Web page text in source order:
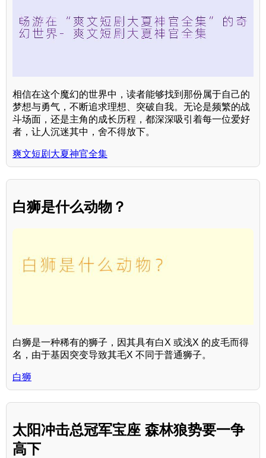
相信在这个魔幻的世界中，读者能够找到那份属于自己的
梦想与勇气，不断追求理想、突破自我。无论是频繁的战
斗场面，还是主角的成长历程，都深深吸引着每一位爱好
者，让人沉迷其中，舍不得放下。
爽文短剧大夏神官全集
白狮是什么动物？
白狮是一种稀有的狮子，因其具有白X 或浅X 的皮毛而得
名，由于基因突变导致其毛X 不同于普通狮子。
白狮
太阳冲击总冠军宝座 森林狼势要一争
高下